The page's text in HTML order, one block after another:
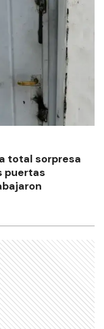
total sorpresa
puertas